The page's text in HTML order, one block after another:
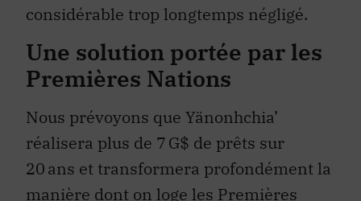
considérable trop longtemps négligé.
Une solution portée par les
Premières Nations
Nous prévoyons que Yänonhchia’
réalisera plus de 7 G$ de prêts sur
20 ans et transformera profondément la
manière dont on loge les Premières